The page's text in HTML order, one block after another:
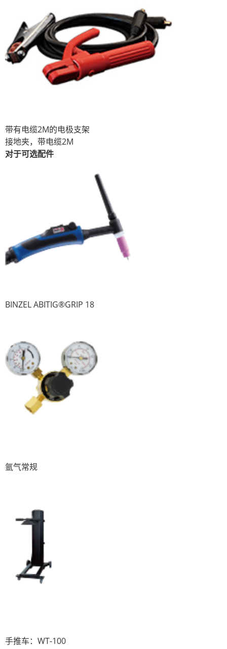
带有电缆2M的电极支架
接地夹，带电缆2M
对于可选配件
BINZEL ABITIG®GRIP 18
氩气常规
手推车：WT-100